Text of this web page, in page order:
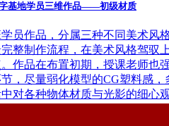
字基地学员三维作品——初级材质
员作品，分属三种不同美术
整制作流程，在美术风格驾驭
作品在布置初期，授课老师也
，尽量弱化模型的CG塑料感
对各种物体材质与光影的细心